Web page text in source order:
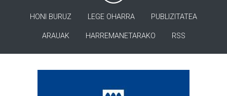
HONI BURUZ LEGE OHARRA PUBLIZITATEA
ARAUAK HARREMANETARAKO RSS